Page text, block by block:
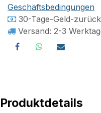
Geschäftsbedingungen
30-Tage-Geld-
Versand: 2-3
Produktdetails